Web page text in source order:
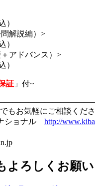
）
解説編）>
）
アドバンス）>
）
証 」付~
もお気軽にご相談くださ
ショナル http://
よろしくお願